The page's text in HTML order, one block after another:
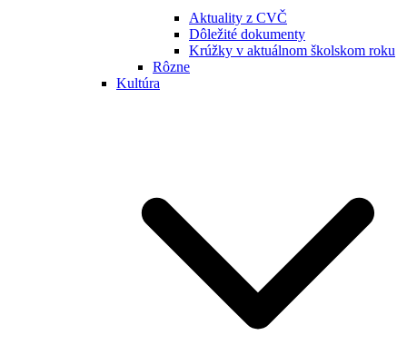
Aktuality z CVČ
Dôležité dokumenty
Krúžky v aktuálnom školskom roku
Rôzne
Kultúra